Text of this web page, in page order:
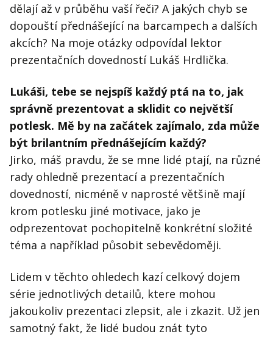
dělají až v průběhu vaší řeči? A jakých chyb se
dopouští přednášející na barcampech a dalších
akcích? Na moje otázky odpovídal lektor
prezentačních dovedností Lukáš Hrdlička.
Lukáši, tebe se nejspíš každý ptá na to, jak
správně prezentovat a sklidit co největší
potlesk. Mě by na začátek zajímalo, zda může
být brilantním přednášejícím každý?
Jirko, máš pravdu, že se mne lidé ptají, na různé
rady ohledně prezentací a prezentačních
dovedností, nicméně v naprosté většině mají
krom potlesku jiné motivace, jako je
odprezentovat pochopitelně konkrétní složité
téma a například působit sebevědoměji.
Lidem v těchto ohledech kazí celkový dojem
série jednotlivých detailů, ktere mohou
jakoukoliv prezentaci zlepsit, ale i zkazit. Už jen
samotný fakt, že lidé budou znát tyto